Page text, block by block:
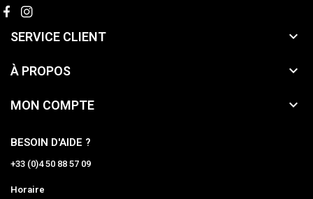
SERVICE CLIENT 
À PROPOS 
MON COMPTE 
BESOIN D'AIDE ?
+33 (0)4 50 88 57 09
Horaire